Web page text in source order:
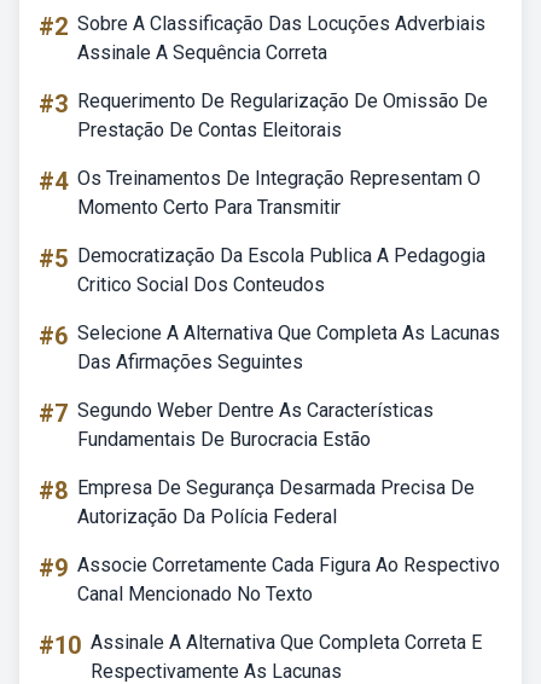
#2 Sobre A Classificação Das Locuções Adverbiais
Assinale A Sequência Correta
#3 Requerimento De Regularização De Omissão De
Prestação De Contas Eleitorais
#4 Os Treinamentos De Integração Representam O
Momento Certo Para Transmitir
#5 Democratização Da Escola Publica A Pedagogia
Critico Social Dos Conteudos
#6 Selecione A Alternativa Que Completa As Lacunas
Das Afirmações Seguintes
#7 Segundo Weber Dentre As Características
Fundamentais De Burocracia Estão
#8 Empresa De Segurança Desarmada Precisa De
Autorização Da Polícia Federal
#9 Associe Corretamente Cada Figura Ao Respectivo
Canal Mencionado No Texto
#10 Assinale A Alternativa Que Completa Correta E
Respectivamente As Lacunas